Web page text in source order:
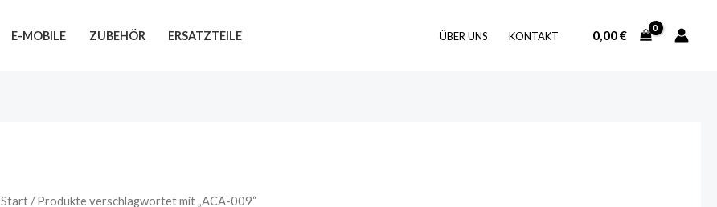
E-MOBILE ZUBEHÖR ERSATZTEILE ÜBER UNS KONTAKT 0,00€
Start/ Produkte verschlagwortet mit „ACA-009“